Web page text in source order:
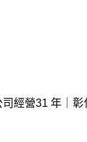
司經營31 年
彰